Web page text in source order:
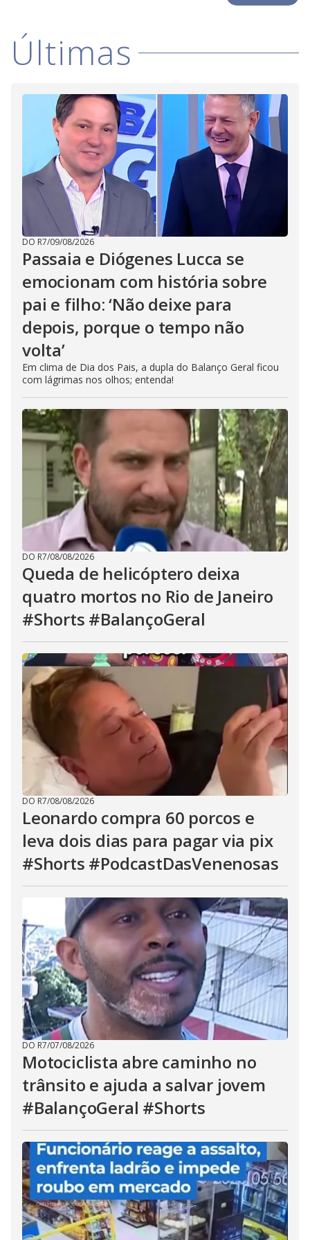
e
o
Últimas
DO R7/09/08/2026
Passaia e Diógenes Lucca se
emocionam com história sobre
pai e filho: ‘Não deixe para
depois, porque o tempo não
volta’
Em clima de Dia dos Pais, a dupla do Balanço Geral ficou
com lágrimas nos olhos; entenda!
DO R7/08/08/2026
Queda de helicóptero deixa
quatro mortos no Rio de Janeiro
#Shorts #BalançoGeral
DO R7/08/08/2026
Leonardo compra 60 porcos e
leva dois dias para pagar via pix
#Shorts #PodcastDasVenenosas
DO R7/07/08/2026
Motociclista abre caminho no
trânsito e ajuda a salvar jovem
#BalançoGeral #Shorts